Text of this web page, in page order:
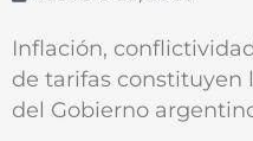
Inflación,
de tarifas constituyen
del Gobierno